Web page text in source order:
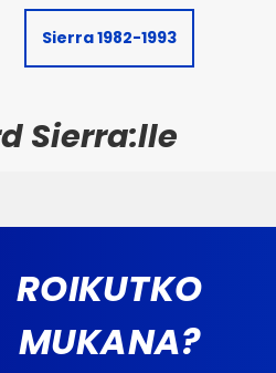
Sierra 1982-1993
Sierra:lle
ROIKUTKO
MUKANA?